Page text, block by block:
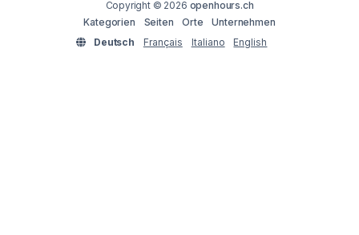
Copyright © 2026 openhours.ch
Kategorien
Seiten Orte
Unternehmen
Deutsch
Français Italiano English